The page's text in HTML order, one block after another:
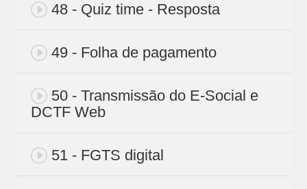
48 - Quiz time - Resposta
49 - Folha de pagamento
50 - Transmissão do E-Social e
DCTF Web
51 - FGTS digital